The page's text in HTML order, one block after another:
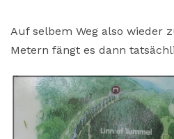
Auf selbem Weg also wieder
Metern fängt es dann